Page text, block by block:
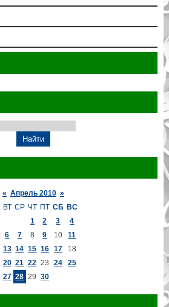
« Апрель 2010 »
ВТ СР ЧТ ПТ СБ ВС
1
2 3
4
6 7 8 9 10
11
13 14 15 16 17
18
20 21 22 23 24
25
27 28 29 30